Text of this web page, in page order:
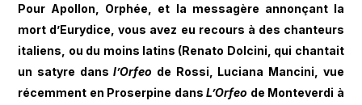
Pour Apollon, Orphée, et la messagère annonçant la
mort d’Eurydice, vous avez eu recours à des chanteurs
italiens, ou du moins latins (Renato Dolcini, qui chantait
un satyre dansl’Orfeo de Rossi, Luciana Mancini, vue
récemment en Proserpine dansL’Orfeo de Monteverdi à